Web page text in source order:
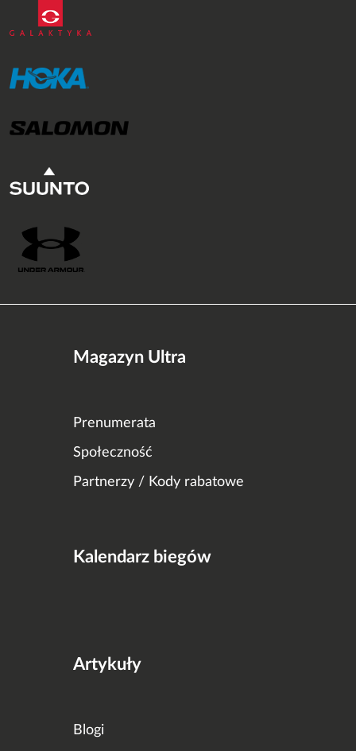
Magazyn Ultra
Prenumerata
Społeczność
Partnerzy / Kody rabatowe
Kalendarz biegów
Artykuły
Blogi